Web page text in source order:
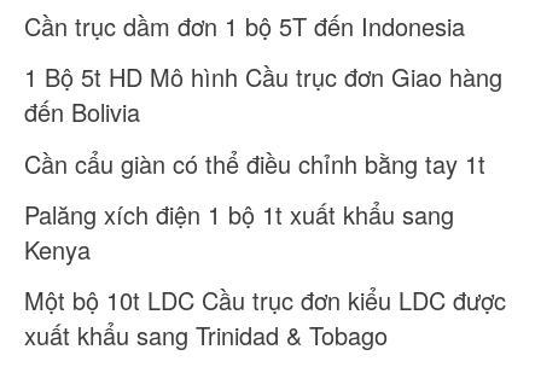
Cần trục dầm đơn 1 bộ 5T đến Indonesia
1 Bộ 5t HD Mô hình Cầu trục đơn Giao hàng
đến Bolivia
Cần cẩu giàn có thể điều chỉnh bằng tay 1t
Palăng xích điện 1 bộ 1t xuất khẩu sang
Kenya
Một bộ 10t LDC Cầu trục đơn kiểu LDC được
xuất khẩu sang Trinidad & Tobago